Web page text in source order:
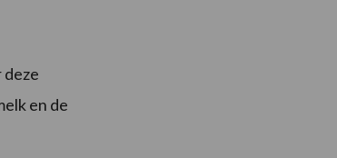
deze
en de